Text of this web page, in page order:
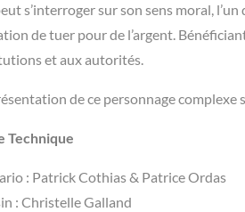
s’interroger sur son sens moral,
de tuer pour de l’argent.
et aux autorités.
de ce personnage complexe
Technique
: Patrick Cothias & Patrice Ordas
: Christelle Galland